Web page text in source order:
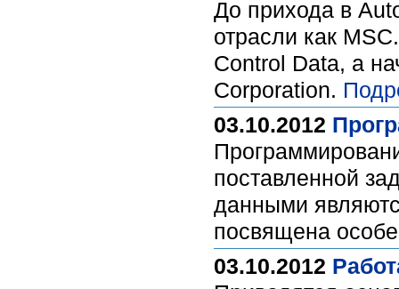
До прихода в
отрасли как
Control Data, а
Corporation.
03.10.2012
поставленной
данными
посвящена
03.10.2012